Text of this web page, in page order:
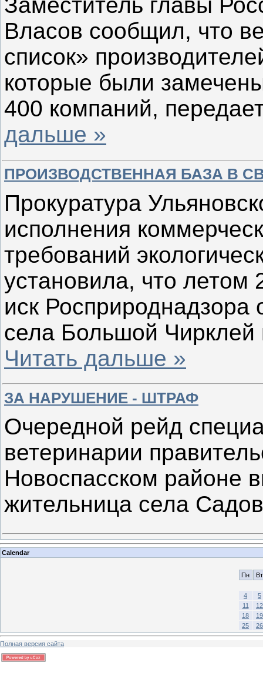
Власов сообщил, что
список»
которые были
400 компаний,
дальше »
ПРОИЗВОДСТВЕННАЯ БАЗА В
Прокуратура
исполнения
требований
установила, что летом
иск
села Большой Чирклей
Читать дальше »
ЗА НАРУШЕНИЕ - ШТРАФ
Очередной рейд
ветеринарии
Новоспасском районе
жительница села
Calendar
Пн Вт
4
5
11
12
18
19
25
26
Полная версия сайта